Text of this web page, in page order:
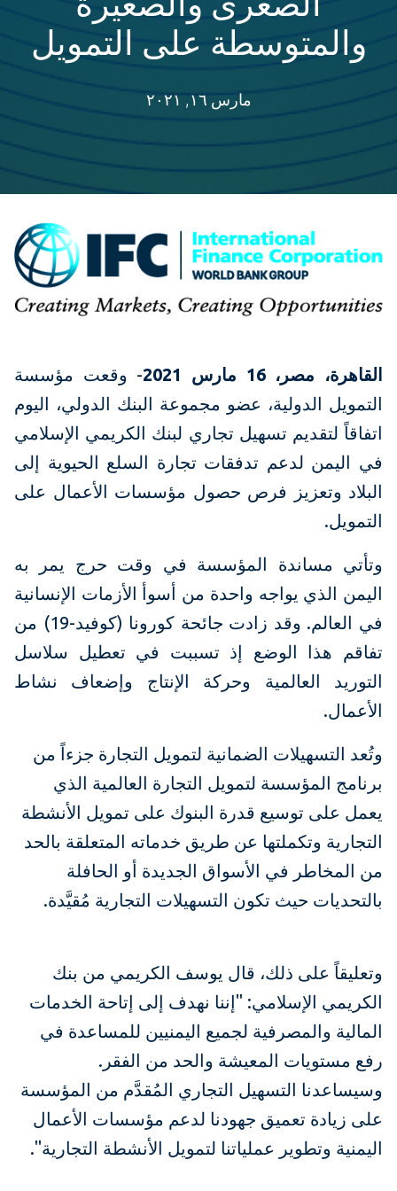
والمتوسطة على التمويل
مارس ١٦, ٢٠٢١
القاهرة، مصر،16 مارس 2021
- وقعت مؤسسة
التمويل الدولية، عضو مجموعة البنك الدولي، اليوم
اتفاقاً لتقديم تسهيل تجاري لبنك الكريمي الإسلامي
في اليمن لدعم تدفقات تجارة السلع الحيوية إلى
البلاد وتعزيز فرص حصول مؤسسات الأعمال على
التمويل.
وتأتي مساندة المؤسسة في وقت حرج يمر به
اليمن الذي يواجه واحدة من أسوأ الأزمات الإنسانية
في العالم. وقد زادت جائحة كورونا (كوفيد-19) من
تفاقم هذا الوضع إذ تسببت في تعطيل سلاسل
التوريد العالمية وحركة الإنتاج وإضعاف نشاط
الأعمال.
وتُعد التسهيلات الضمانية لتمويل التجارة جزءاً من
برنامج المؤسسة لتمويل التجارة العالمية الذي
يعمل على توسيع قدرة البنوك على تمويل الأنشطة
التجارية وتكملتها عن طريق خدماته المتعلقة بالحد
من المخاطر في الأسواق الجديدة أو الحافلة
بالتحديات حيث تكون التسهيلات التجارية مُقيَّدة.
وتعليقاً على ذلك، قال يوسف الكريمي من بنك
الكريمي الإسلامي: "إننا نهدف إلى إتاحة الخدمات
المالية والمصرفية لجميع اليمنيين للمساعدة في
رفع مستويات المعيشة والحد من الفقر.
وسيساعدنا التسهيل التجاري المُقدَّم من المؤسسة
على زيادة تعميق جهودنا لدعم مؤسسات الأعمال
اليمنية وتطوير عملياتنا لتمويل الأنشطة التجارية".